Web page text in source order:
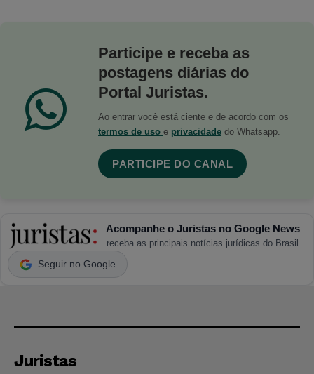
Participe e receba as
postagens diárias do
Portal Juristas.
Ao entrar você está ciente e de acordo com os
termos de uso e privacidade do Whatsapp.
PARTICIPE DO CANAL
Acompanhe o Juristas no Google News
receba as principais notícias jurídicas do Brasil
Seguir no Google
Juristas